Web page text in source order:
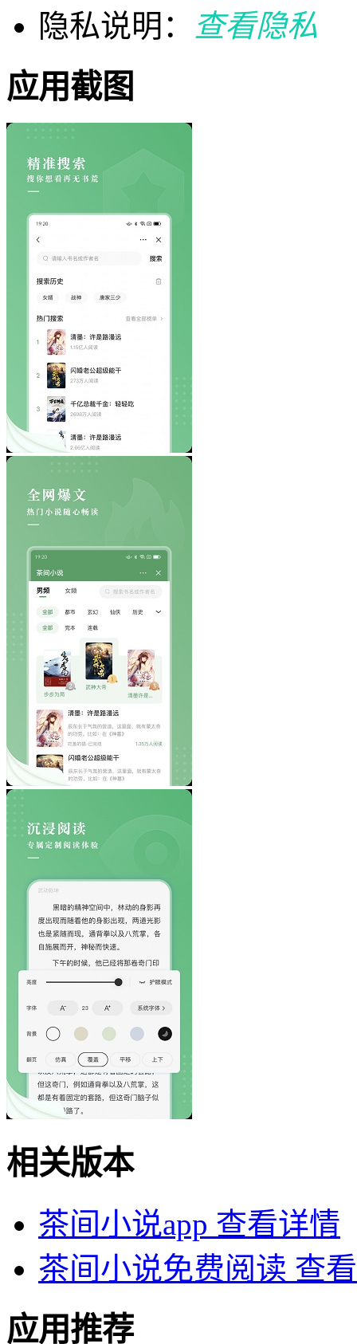
隐私说明：
查看隐私
应用截图
相关版本
茶间小说app 查看详情
茶间小说免费阅读 查
应用推荐